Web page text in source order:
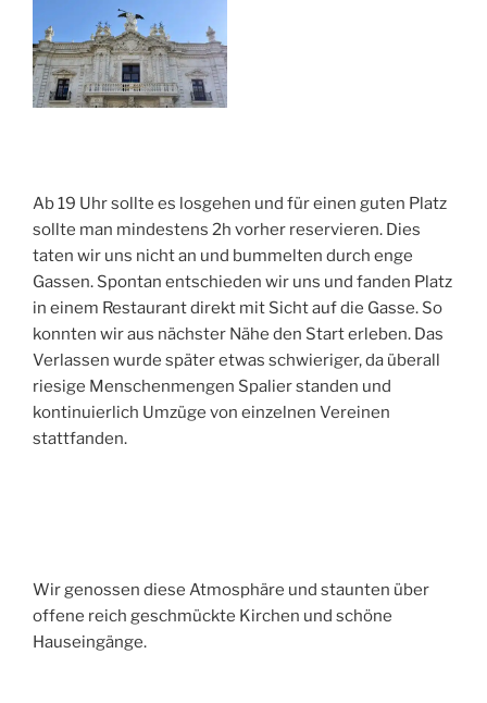
Ab 19 Uhr sollte es losgehen und für einen guten Platz
sollte man mindestens 2h vorher reservieren. Dies
taten wir uns nicht an und bummelten durch enge
Gassen. Spontan entschieden wir uns und fanden Platz
in einem Restaurant direkt mit Sicht auf die Gasse. So
konnten wir aus nächster Nähe den Start erleben. Das
Verlassen wurde später etwas schwieriger, da überall
riesige Menschenmengen Spalier standen und
kontinuierlich Umzüge von einzelnen Vereinen
stattfanden.
Wir genossen diese Atmosphäre und staunten über
offene reich geschmückte Kirchen und schöne
Hauseingänge.